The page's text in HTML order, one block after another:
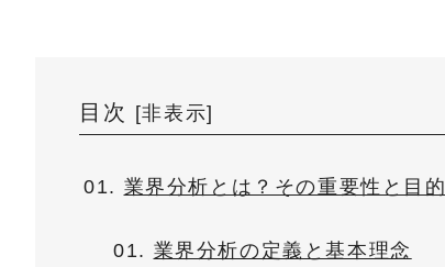
目次 [非表示]
業界分析とは？その重要性と目的
業界分析の定義と基本理念